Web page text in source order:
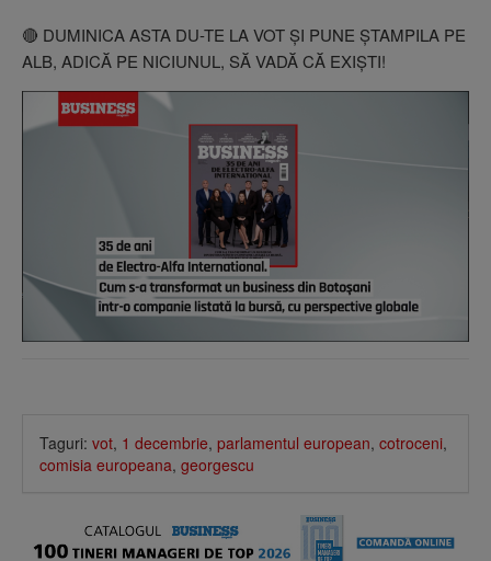
🔴 DUMINICA ASTA DU-TE LA VOT ŞI PUNE ŞTAMPILA PE
ALB, ADICĂ PE NICIUNUL, SĂ VADĂ CĂ EXIŞTI!
Taguri: vot, 1 decembrie, parlamentul european, cotroceni,
comisia europeana, georgescu